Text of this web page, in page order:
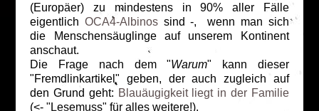
(Europäer) zu mindestens in 90% aller Fälle
eigentlichOCA4-Albinos sind -, wenn man sich
die Menschensäuglinge auf unserem Kontinent
anschaut.
Die Frage nach dem "Warum" kann dieser
"Fremdlinkartikel" geben, der auch zugleich auf
den Grund geht: Blauäugigkeit liegt in der Familie
(<- " Lesemuss" für alles weitere!).